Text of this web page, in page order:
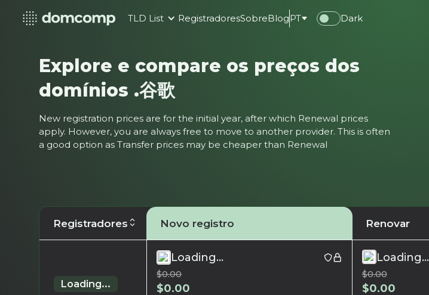
TLD List RegistradoresSobreBlogPT Dark
Explore e compare os preços dos
domínios .谷歌
New registration prices are for the initial year, after which Renewal prices
apply. However, you are always free to move to another provider. This is often
a good option as Transfer prices may be cheaper than Renewal
Registradores Novo registro Renovar
Loading...
Loading...
$0.00
$0.00
Loading...
$0.00
$0.00